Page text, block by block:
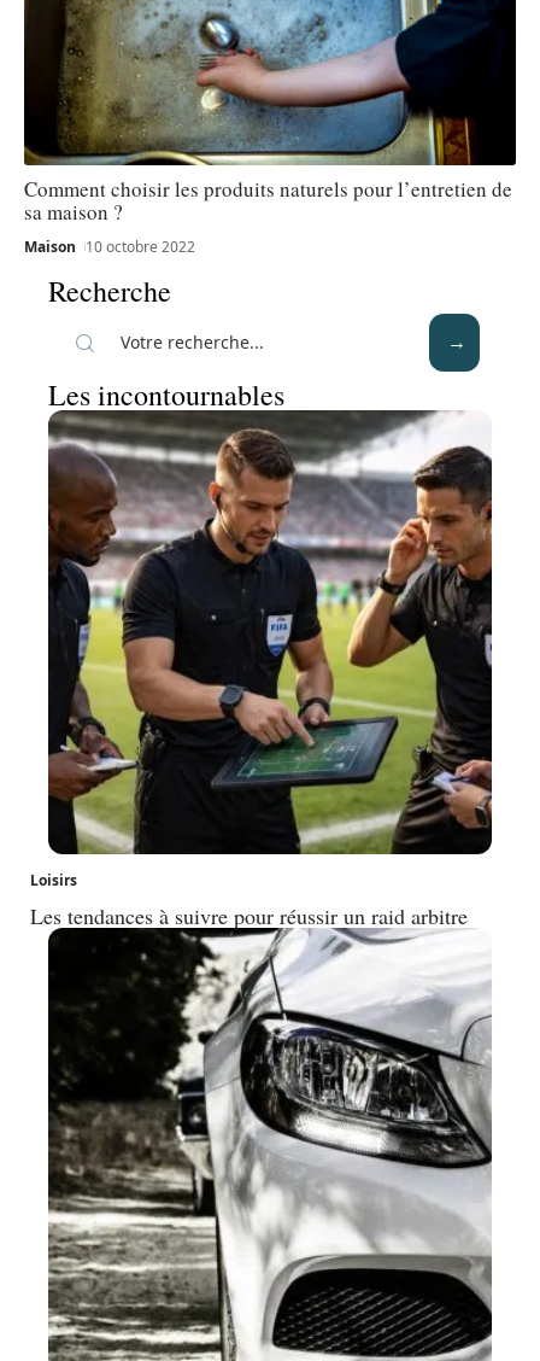
Comment choisir les produits naturels pour l’entretien de
sa maison ?
Maison 10 octobre 2022
Recherche
Les incontournables
Loisirs
Les tendances à suivre pour réussir un raid arbitre